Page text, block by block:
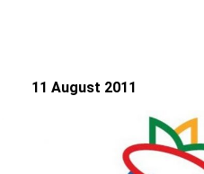
11 August 2011